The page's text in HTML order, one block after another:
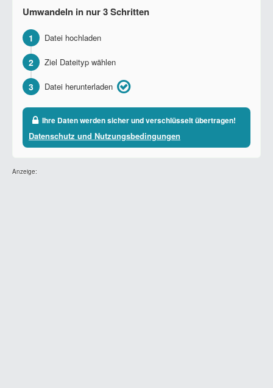
Umwandeln in nur 3 Schritten
1 Datei hochladen
2 Ziel Dateityp wählen
3 Datei herunterladen
Ihre Daten werden sicher und verschlüsselt übertragen!
Datenschutz und Nutzungsbedingungen
Anzeige: